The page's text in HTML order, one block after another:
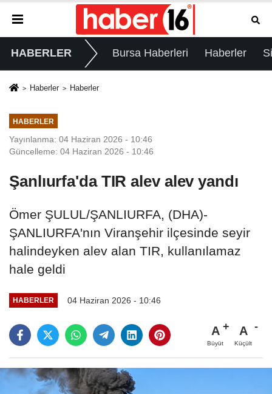
HABERLER Bursa Haberleri Haberler
Haberler Haberler
HABERLER
Yayınlanma: 04 Haziran 2026 - 10:46
Güncelleme: 04 Haziran 2026 - 10:46
Şanlıurfa'da TIR alev alev yandı
Ömer ŞULUL/ŞANLIURFA, (DHA)-
ŞANLIURFA'nın Viranşehir ilçesinde seyir
halindeyken alev alan TIR, kullanılamaz
hale geldi
HABERLER 04 Haziran 2026 - 10:46
A
Büyüt
A
Küçült